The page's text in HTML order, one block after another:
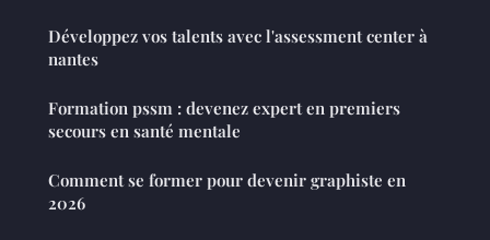
Développez vos talents avec l'assessment center à
nantes
Formation pssm : devenez expert en premiers
secours en santé mentale
Comment se former pour devenir graphiste en
2026